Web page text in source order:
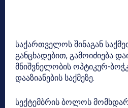
საქართველოს შინაგან
განცხადებით, გამოიძიება
მნიშვნელობის ოპტიკურ-
დააზიანების საქმეზე.
სექტემბრის ბოლოს